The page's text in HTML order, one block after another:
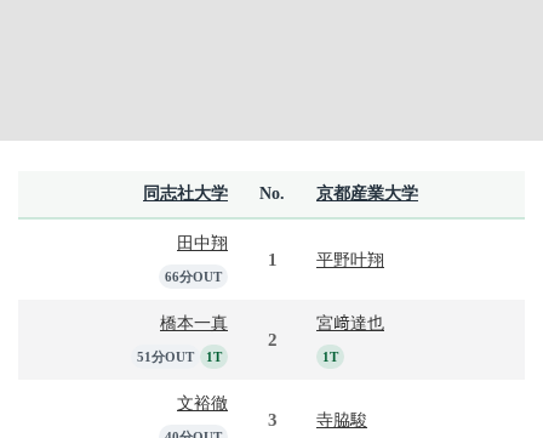
同志社大学 No. 京都産業大学
田中翔
66分OUT
1 平野叶翔
橋本一真
51分OUT 1T
2
宮﨑達也
1T
文裕徹
3 寺脇駿